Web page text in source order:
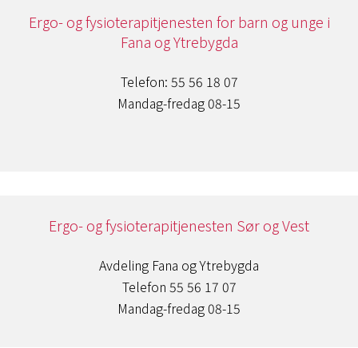
Ergo- og fysioterapitjenesten for barn og unge i
Fana og Ytrebygda
Telefon: 55 56 18 07
Mandag-fredag 08-15
Ergo- og fysioterapitjenesten Sør og Vest
Avdeling Fana og Ytrebygda
Telefon 55 56 17 07
Mandag-fredag 08-15